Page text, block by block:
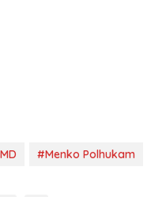
#Menko Polhukam